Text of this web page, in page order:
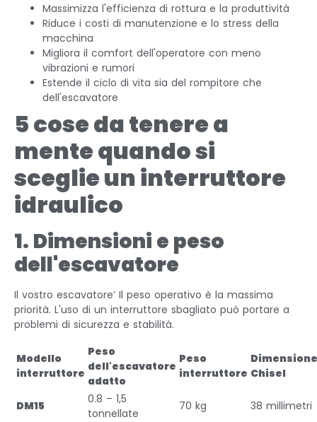
Massimizza l'efficienza di rottura e la produttività
Riduce i costi di manutenzione e lo stress della
macchina
Migliora il comfort dell'operatore con meno
vibrazioni e rumori
Estende il ciclo di vita sia del rompitore che
dell'escavatore
5 cose da tenere a
mente quando si
sceglie un interruttore
idraulico
1. Dimensioni e peso
dell'escavatore
Il vostro escavatore’ Il peso operativo è la massima
priorità. L'uso di un interruttore sbagliato può portare a
problemi di sicurezza e stabilità.
Modello
interruttore
Peso
dell'escavatore
adatto
Peso
interruttore
Dimensione
Chisel
DM15
0.8 – 1,5
tonnellate
70 kg 38 millimetri